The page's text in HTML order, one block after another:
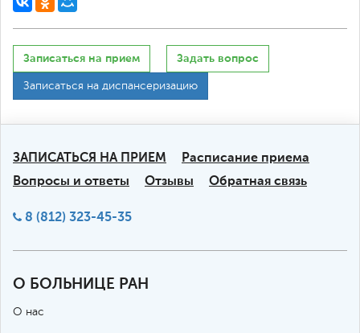
Записаться на прием Задать вопрос
Записаться на диспансеризацию
ЗАПИСАТЬСЯ НА ПРИЕМ
Расписание приема
Вопросы и ответы
Отзывы Обратная связь
8 (812) 323-45-35
О БОЛЬНИЦЕ РАН
О нас